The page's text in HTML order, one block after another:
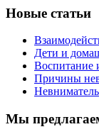
Новые статьи
Дети и
Воспитание
Причины
Мы